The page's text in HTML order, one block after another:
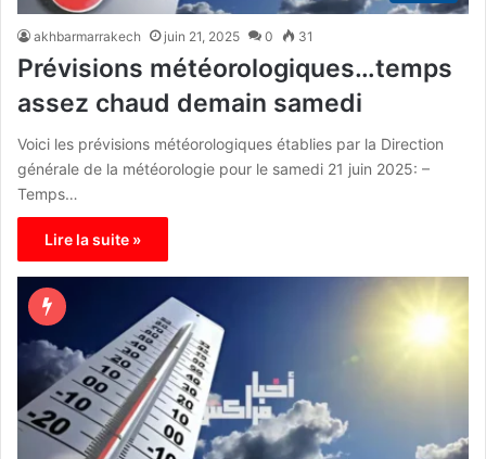
akhbarmarrakech juin 21, 2025 0 31
Prévisions météorologiques…temps
assez chaud demain samedi
Voici les prévisions météorologiques établies par la Direction
générale de la météorologie pour le samedi 21 juin 2025: –
Temps…
Lire la suite »